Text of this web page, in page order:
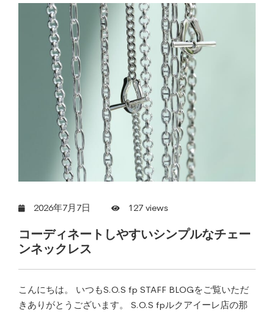
2026年7月7日 127 views
コーディネートしやすいシンプルなチェー
ンネックレス
こんにちは。 いつもS.O.S fp STAFF BLOGをご覧いただ
きありがとうございます。 S.O.S fpルクアイーレ店の那